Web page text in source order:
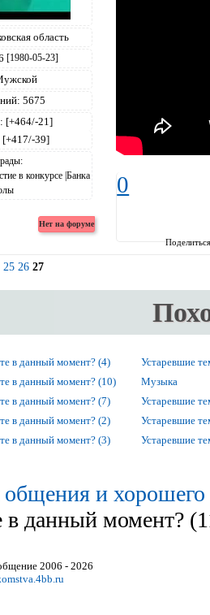
область
[1980-05-23]
5675
[+464/-21]
[+417/-39]
0
25 26 27
в данный момент? (4)
Устаревшие
в данный момент? (10)
Музыка
в данный момент? (7)
Устаревшие
в данный момент? (2)
Устаревшие
в данный момент? (3)
Устаревшие
и хорошего
в данный момент?
2006 - 2026